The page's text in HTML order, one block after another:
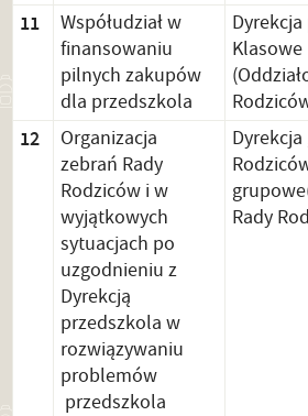
11
Współudział w
finansowaniu
pilnych zakupów
dla przedszkola
Klasowe
12
Organizacja
zebrań Rady
Rodziców i w
wyjątkowych
sytuacjach po
uzgodnieniu z
Dyrekcją
przedszkola w
rozwiązywaniu
problemów
przedszkola
Dyrekcja
Rady